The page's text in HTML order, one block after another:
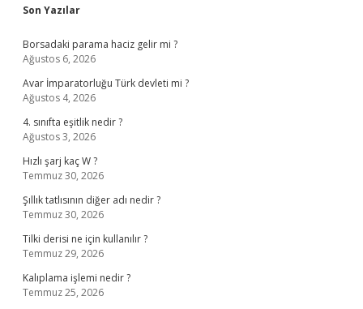
Sidebar
Son Yazılar
Borsadaki parama haciz gelir mi ?
Ağustos 6, 2026
Avar İmparatorluğu Türk devleti mi ?
Ağustos 4, 2026
4. sınıfta eşitlik nedir ?
Ağustos 3, 2026
Hızlı şarj kaç W ?
Temmuz 30, 2026
Şıllık tatlısının diğer adı nedir ?
Temmuz 30, 2026
Tilki derisi ne için kullanılır ?
Temmuz 29, 2026
Kalıplama işlemi nedir ?
Temmuz 25, 2026